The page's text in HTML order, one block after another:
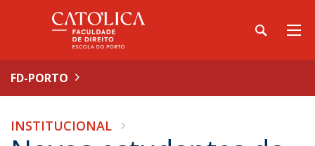
FD-PORTO
INSTITUCIONAL